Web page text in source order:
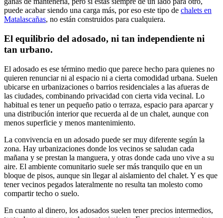
puede acabar siendo una carga más, por eso este tipo de chalets en
Matalascañas, no están construidos para cualquiera.
El equilibrio del adosado, ni tan independiente ni
tan urbano.
El adosado es ese término medio que parece hecho para quienes no
quieren renunciar ni al espacio ni a cierta comodidad urbana. Suelen
ubicarse en urbanizaciones o barrios residenciales a las afueras de
las ciudades, combinando privacidad con cierta vida vecinal. Lo
habitual es tener un pequeño patio o terraza, espacio para aparcar y
una distribución interior que recuerda al de un chalet, aunque con
menos superficie y menos mantenimiento.
La convivencia en un adosado puede ser muy diferente según la
zona. Hay urbanizaciones donde los vecinos se saludan cada
mañana y se prestan la manguera, y otras donde cada uno vive a su
aire. El ambiente comunitario suele ser más tranquilo que en un
bloque de pisos, aunque sin llegar al aislamiento del chalet. Y es que
tener vecinos pegados lateralmente no resulta tan molesto como
compartir techo o suelo.
En cuanto al dinero, los adosados suelen tener precios intermedios,